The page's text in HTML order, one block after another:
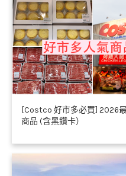
[Costco 好市多必買] 2026
商品 (含黑鑽卡）